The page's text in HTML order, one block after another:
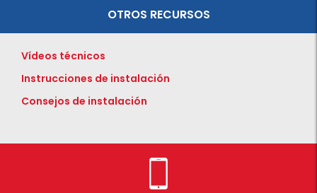
OTROS RECURSOS
Vídeos técnicos
Instrucciones de instalación
Consejos de instalación